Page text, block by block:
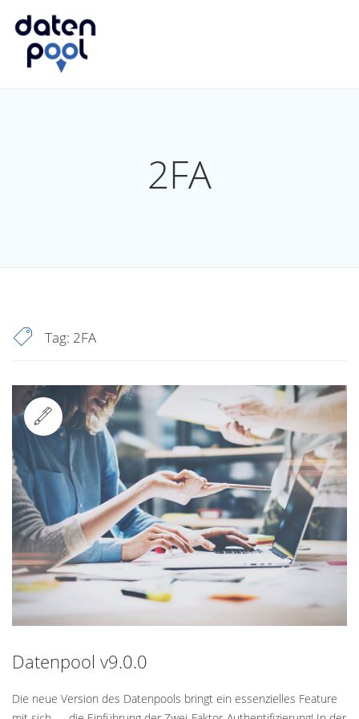
2FA
Tag: 2FA
Standard
Datenpool v9.0.0
Die neue Version des Datenpools bringt ein essenzielles Feature